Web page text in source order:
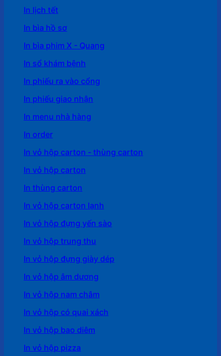
In lịch tết
In bìa hồ sơ
In bìa phim X - Quang
In sổ khám bệnh
In phiếu ra vào cổng
In phiếu giao nhận
In menu nhà hàng
In order
In vỏ hộp carton - thùng carton
In vỏ hộp carton
In thùng carton
In vỏ hộp carton lạnh
In vỏ hộp đựng yến sào
In vỏ hộp trung thu
In vỏ hộp đựng giày dép
In vỏ hộp âm dương
In vỏ hộp nam châm
In vỏ hộp có quai xách
In vỏ hộp bao diêm
In vỏ hộp pizza